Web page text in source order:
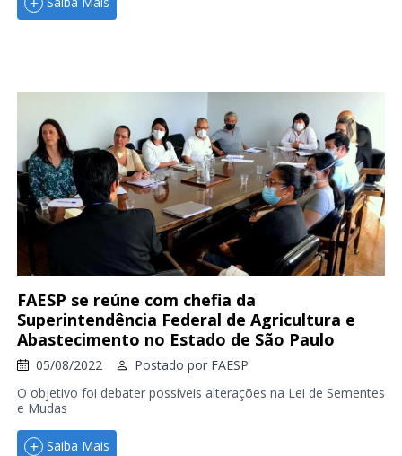
FAESP se reúne com chefia da
Superintendência Federal de Agricultura e
Abastecimento no Estado de São Paulo
05/08/2022 Postado por FAESP
O objetivo foi debater possíveis alterações na Lei de Sementes
e Mudas
Saiba Mais